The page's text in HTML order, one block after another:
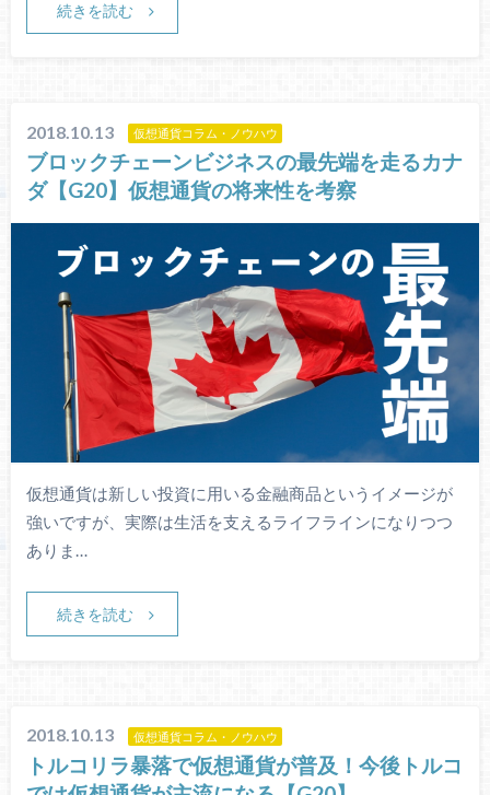
続きを読む
2018.10.13 仮想通貨コラム・ノウハウ
ブロックチェーンビジネスの最先端を走るカナ
ダ【G20】仮想通貨の将来性を考察
仮想通貨は新しい投資に用いる金融商品というイメージが
強いですが、実際は生活を支えるライフラインになりつつ
ありま…
続きを読む
2018.10.13 仮想通貨コラム・ノウハウ
トルコリラ暴落で仮想通貨が普及！今後トルコ